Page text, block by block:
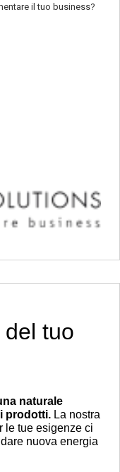
il tuo business?
tuo
naturale
prodotti. La nostra
le tue esigenze ci
nuova energia